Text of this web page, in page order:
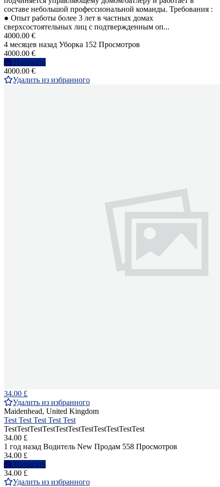
составе небольшой профессиональной команды. Требования :
● Опыт работы более 3 лет в частных домах
сверхсостоятельных лиц с подтвержденным оп...
4000.00 €
4 месяцев назад Уборка 152 Просмотров
4000.00 €
Написать
4000.00 €
Удалить из избранного
34.00 £
Удалить из избранного
Maidenhead, United Kingdom
Test Test Test Test Test
TestTestTestTestTestTestTestTestTestTestTest
34.00 £
1 год назад Водитель New Продам 558 Просмотров
34.00 £
Написать
34.00 £
Удалить из избранного